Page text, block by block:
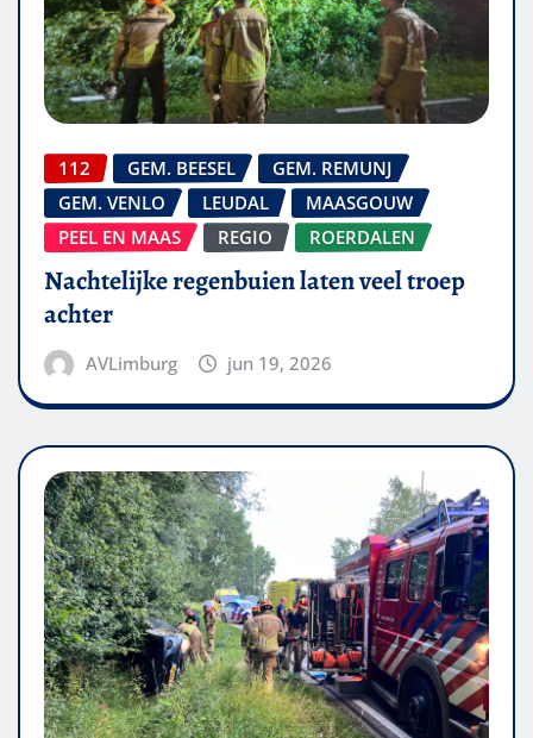
112 GEM. BEESEL
GEM. REMUNJ
GEM. VENLO
LEUDAL
MAASGOUW
PEEL EN MAAS
REGIO ROERDALEN
Nachtelijke regenbuien laten veel troep
achter
AVLimburg jun 19, 2026